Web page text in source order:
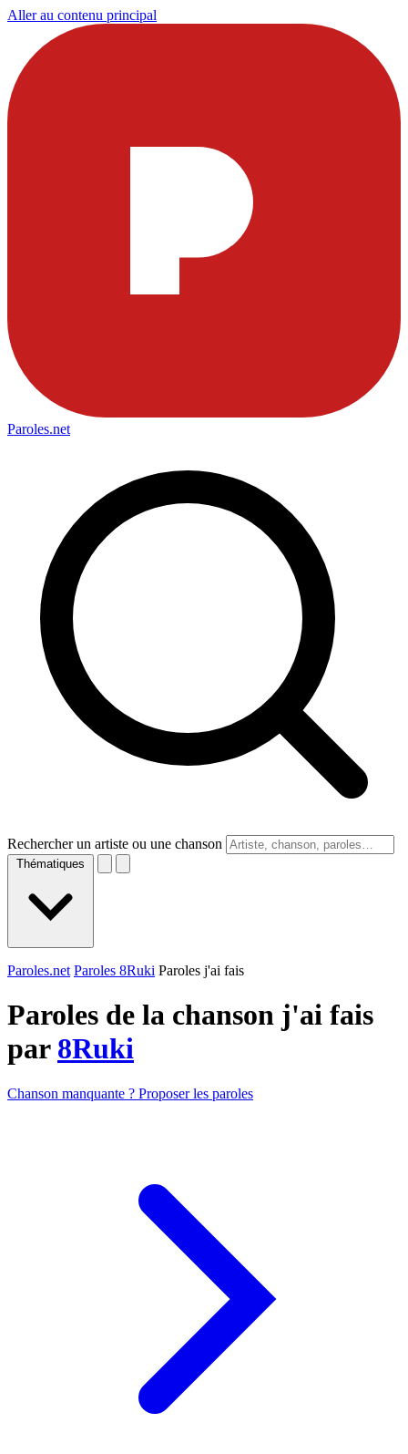
Aller au contenu principal
Paroles.net
Rechercher un artiste ou une chanson
Thématiques
Paroles.net Paroles 8Ruki Paroles j'ai fais
Paroles de la chanson j'ai fais
par 8Ruki
Chanson manquante ? Proposer les paroles